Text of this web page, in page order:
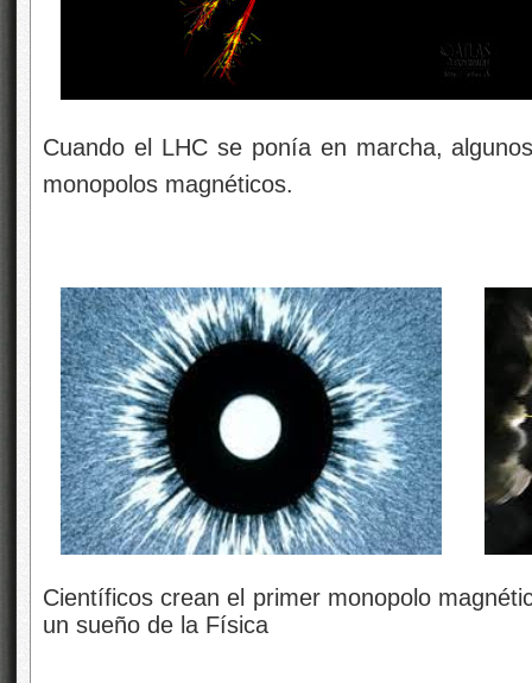
Cuando el LHC se ponía en marcha,
monopolos magnéticos.
Científicos crean el primer monopolo
un sueño de la Física